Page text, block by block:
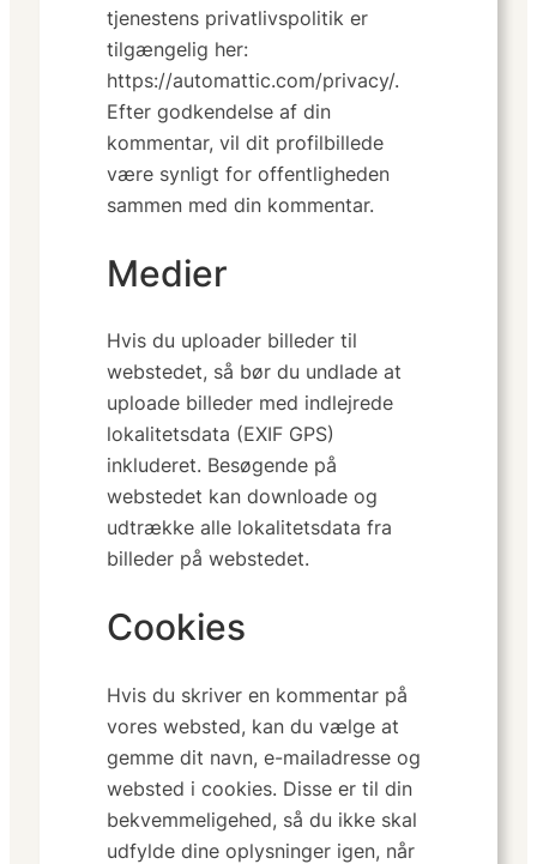
tjenestens privatlivspolitik er
tilgængelig her:
https://automattic.com/privacy/.
Efter godkendelse af din
kommentar, vil dit profilbillede
være synligt for offentligheden
sammen med din kommentar.
Medier
Hvis du uploader billeder til
webstedet, så bør du undlade at
uploade billeder med indlejrede
lokalitetsdata (EXIF GPS)
inkluderet. Besøgende på
webstedet kan downloade og
udtrække alle lokalitetsdata fra
billeder på webstedet.
Cookies
Hvis du skriver en kommentar på
vores websted, kan du vælge at
gemme dit navn, e-mailadresse og
websted i cookies. Disse er til din
bekvemmeligehed, så du ikke skal
udfylde dine oplysninger igen, når